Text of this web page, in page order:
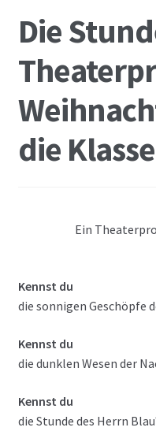
Die
die
Ein
Kennst du
die sonnigen Geschöpfe
Kennst du
die dunklen Wesen der
Kennst du
die Stunde des Herrn